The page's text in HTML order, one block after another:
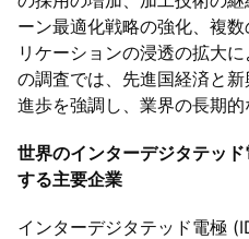
ーン最適化戦略の強化、複
リケーションの浸透の拡大
の調査では、先進国経済と
進歩を強調し、業界の長期的
世界のインターデジタテッ
する主要企業
インターデジタテッド電極